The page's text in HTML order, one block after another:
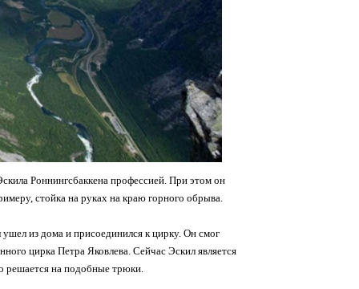
Роннингсбаккена профессией. При этом он
стойка на руках на краю горного обрыва.
ушел из дома и присоединился к цирку. Он смог
цирка Петра Яковлева. Сейчас Эскил является
решается на подобные трюки.